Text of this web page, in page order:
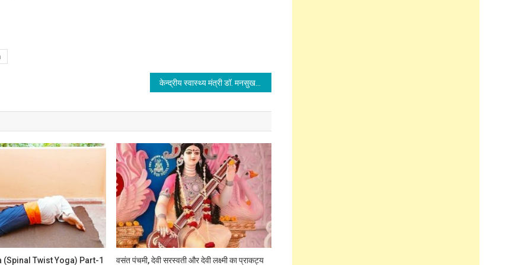
(spinal Twist Yoga) Part-1
वसंत पंचमी, देवी सरस्वती और देवी लक्ष्मी का प्राकट्य